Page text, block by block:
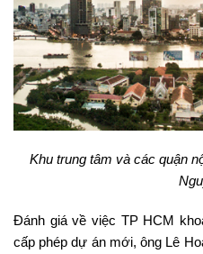
Khu trung tâm và các quận
Đánh giá về việc TP HCM
cấp phép dự án mới, ông Lê